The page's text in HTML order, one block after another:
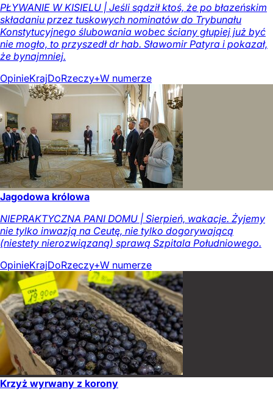
PŁYWANIE W KISIELU | Jeśli sądził ktoś, że po błazeńskim
składaniu przez tuskowych nominatów do Trybunału
Konstytucyjnego ślubowania wobec ściany głupiej już być
nie mogło, to przyszedł dr hab. Sławomir Patyra i pokazał,
że bynajmniej.
OpinieKrajDoRzeczy+W numerze
Jagodowa królowa
NIEPRAKTYCZNA PANI DOMU | Sierpień, wakacje. Żyjemy
nie tylko inwazją na Ceutę, nie tylko dogorywającą
(niestety nierozwiązaną) sprawą Szpitala Południowego.
OpinieKrajDoRzeczy+W numerze
Krzyż wyrwany z korony